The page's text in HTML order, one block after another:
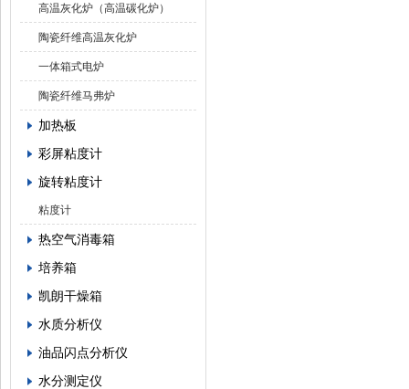
高温灰化炉（高温碳化炉）
陶瓷纤维高温灰化炉
一体箱式电炉
陶瓷纤维马弗炉
加热板
彩屏粘度计
旋转粘度计
粘度计
热空气消毒箱
培养箱
凯朗干燥箱
水质分析仪
油品闪点分析仪
水分测定仪